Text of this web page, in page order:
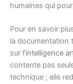
humaines qui
Pour en savoir
la documentation
sur l’intelligence
contente pas
technique ; elle